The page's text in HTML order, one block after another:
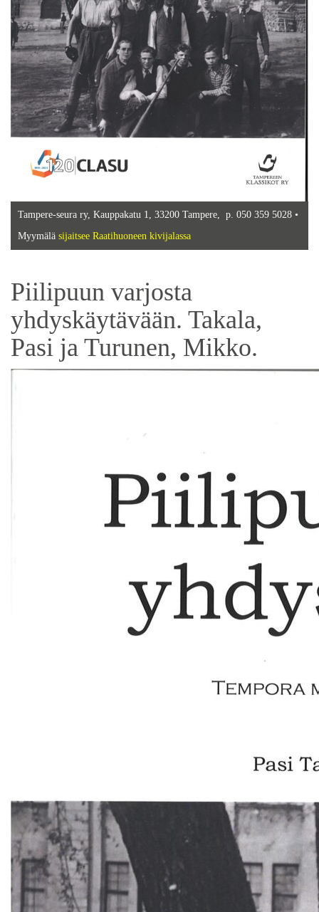
Tampere-seura ry, Kauppakatu 1, 33200 Tampere, p. 050 359 5028 •
Myymälä sijaitsee Raatihuoneen kivijalassa
Piilipuun varjosta
yhdyskäytävään. Takala,
Pasi ja Turunen, Mikko.